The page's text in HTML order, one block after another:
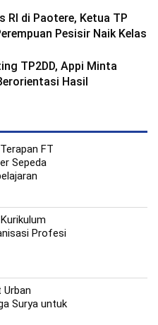
RI di Paotere, Ketua TP
Pesisir Naik Kelas
TP2DD, Appi Minta
Hasil
FT
Sepeda
Profesi
Urban
Surya untuk